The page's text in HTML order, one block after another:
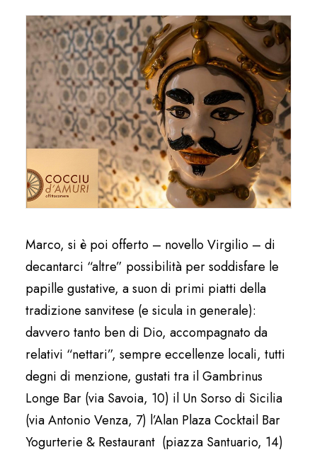
Marco, si è poi offerto – novello Virgilio – di
decantarci “altre” possibilità per soddisfare le
papille gustative, a suon di primi piatti della
tradizione sanvitese (e sicula in generale):
davvero tanto ben di Dio, accompagnato da
relativi “nettari”, sempre eccellenze locali, tutti
degni di menzione, gustati tra il Gambrinus
Longe Bar (via Savoia, 10) il Un Sorso di Sicilia
(via Antonio Venza, 7) l’Alan Plaza Cocktail Bar
Yogurterie & Restaurant (piazza Santuario, 14)